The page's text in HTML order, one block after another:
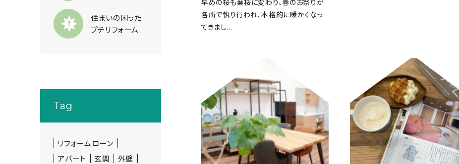
早めの桜も葉桜に変わり、春のお祭りが
各所で執り行われ、本格的に暖かくなっ
てきまし...
住まいの困った
プチリフォーム
Tag
リフォームローン
アパート
玄関
外壁